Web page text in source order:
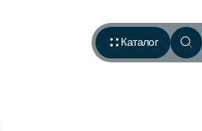
Каталог